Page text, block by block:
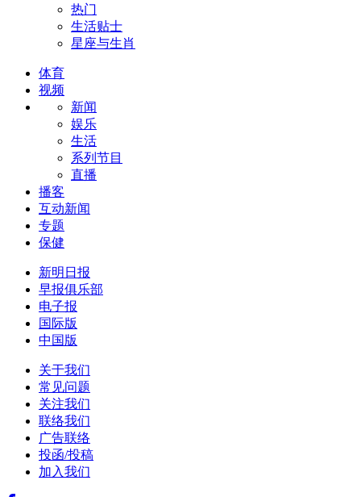
热门
生活贴士
星座与生肖
体育
视频
新闻
娱乐
生活
系列节目
直播
播客
互动新闻
专题
保健
新明日报
早报俱乐部
电子报
国际版
中国版
关于我们
常见问题
关注我们
联络我们
广告联络
投函/投稿
加入我们